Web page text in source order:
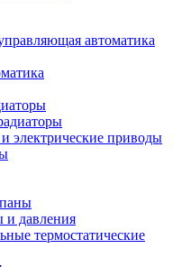
автоматика
электрические приводы
и давления
термостатические